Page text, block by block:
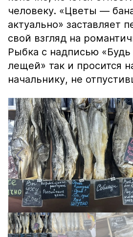
человеку. «Цветы —
актуально» заставляет
свой взгляд на
Рыбка с надписью
лещей» так и просится
начальнику, не